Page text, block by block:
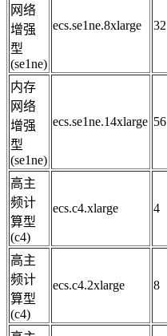
网络
增强
型
(se1ne)
ecs.se1ne.8xlarge 32
内存
网络
增强
型
(se1ne)
ecs.se1ne.14xlarge 56
高主
频计
算型
(c4)
ecs.c4.xlarge 4
高主
频计
算型
(c4)
ecs.c4.2xlarge 8